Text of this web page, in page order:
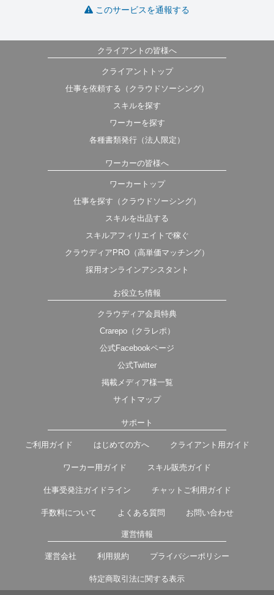
このサービスを通報する
クライアントの皆様へ
クライアントトップ
仕事を依頼する（クラウドソーシング）
スキルを探す
ワーカーを探す
各種書類発行（法人限定）
ワーカーの皆様へ
ワーカートップ
仕事を探す（クラウドソーシング）
スキルを出品する
スキルアフィリエイトで稼ぐ
クラウディアPRO（高単価マッチング）
採用オンラインアシスタント
お役立ち情報
クラウディア会員特典
Crarepo（クラレポ）
公式Facebookページ
公式Twitter
掲載メディア様一覧
サイトマップ
サポート
ご利用ガイド はじめての方へ クライアント用ガイド
ワーカー用ガイド スキル販売ガイド
仕事受発注ガイドライン チャットご利用ガイド
手数料について よくある質問 お問い合わせ
運営情報
運営会社 利用規約 プライバシーポリシー
特定商取引法に関する表示